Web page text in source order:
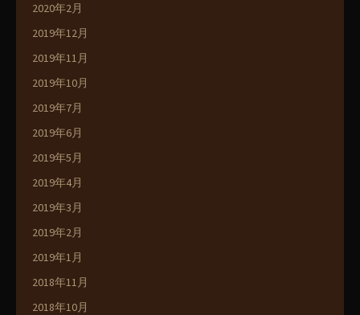
2020年2月
2019年12月
2019年11月
2019年10月
2019年7月
2019年6月
2019年5月
2019年4月
2019年3月
2019年2月
2019年1月
2018年11月
2018年10月